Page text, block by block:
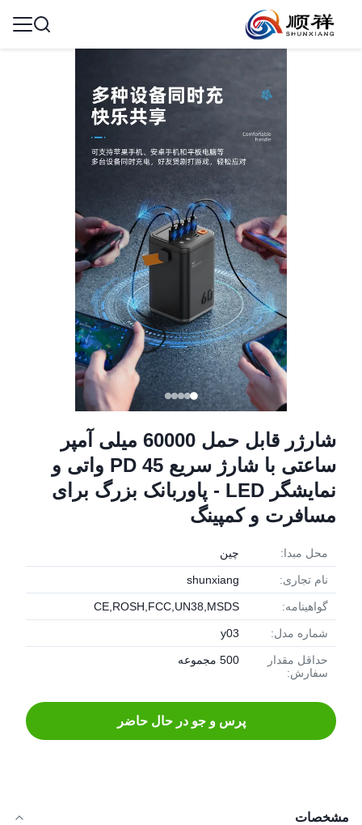
شارژر قابل حمل 60000 میلی آمپر
ساعتی با شارژ سریع PD 45 واتی و
نمایشگر LED - پاوربانک بزرگ برای
مسافرت و کمپینگ
محل مبدا: چین
نام تجاری: shunxiang
گواهینامه: CE,ROSH,FCC,UN38,MSDS
شماره مدل: y03
حداقل مقدار
سفارش:
500 مجموعه
پرس و جو در حال حاضر
مشخصات